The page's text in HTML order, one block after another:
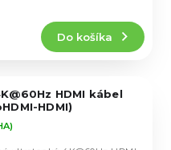
Do košíka
HDMI kábel
HDMI)